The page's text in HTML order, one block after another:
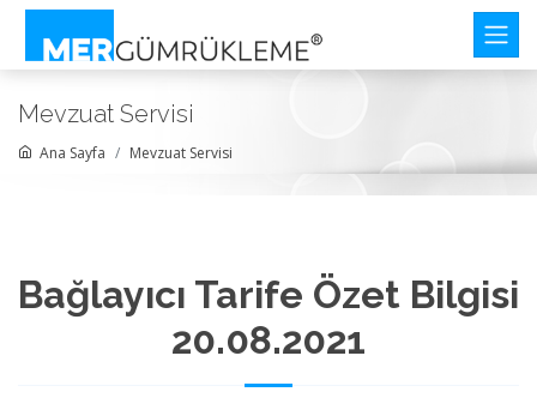
Mevzuat Servisi
Ana Sayfa Mevzuat Servisi
Bağlayıcı Tarife Özet Bilgisi
20.08.2021